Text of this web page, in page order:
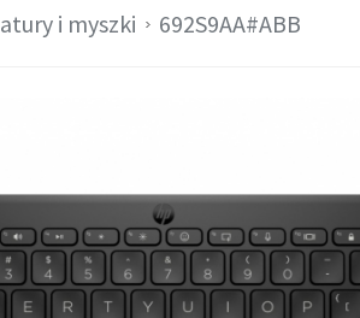
i myszki 692S9AA#ABB